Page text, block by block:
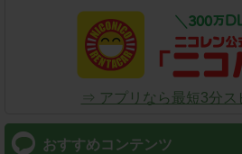
⇒ アプリなら最短3分ス
おすすめコンテンツ